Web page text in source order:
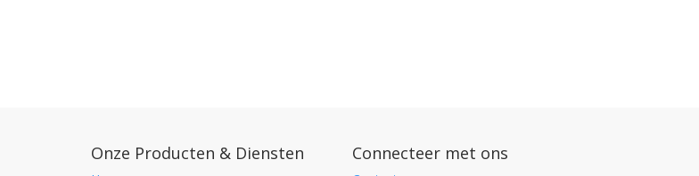
Onze Producten & Diensten Connecteer met ons